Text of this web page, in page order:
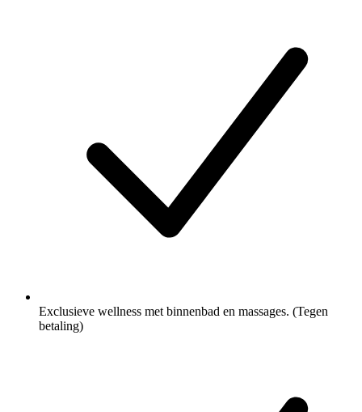
Exclusieve wellness met binnenbad en massages. (Tegen
betaling)